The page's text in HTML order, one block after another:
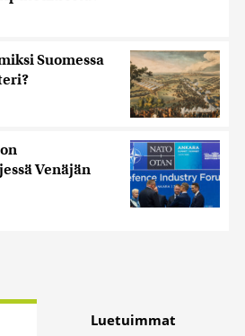
Suomessa
Venäjän
Luetuimmat